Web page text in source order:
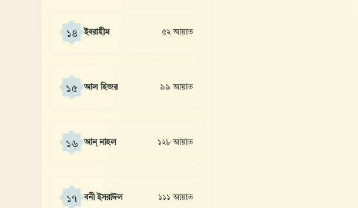
১৪ ইবরাহীম ৫২ আয়াত
১৫ আল হিজর ৯৯ আয়াত
১৬ আন্ নাহল ১২৮ আয়াত
১৭ বনী ইসরাঈল ১১১ আয়াত